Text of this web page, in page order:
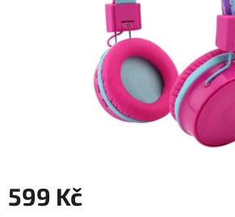
599 Kč